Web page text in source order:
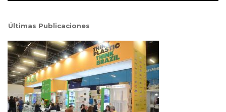
Últimas Publicaciones